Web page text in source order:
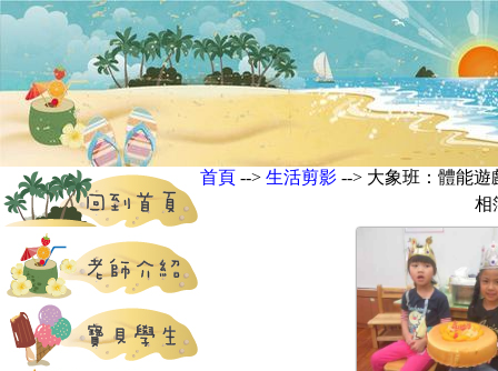
首頁 --> 生活剪影 --> 大象班：體能
相